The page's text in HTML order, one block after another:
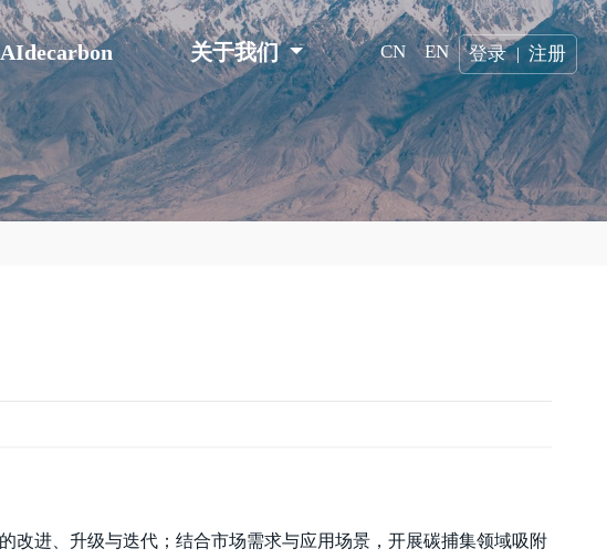
AIdecarbon 关于我们 CN EN 登录 | 注册
改进、升级与迭代；结合市场需求与应用场景，开展碳捕集领域吸附